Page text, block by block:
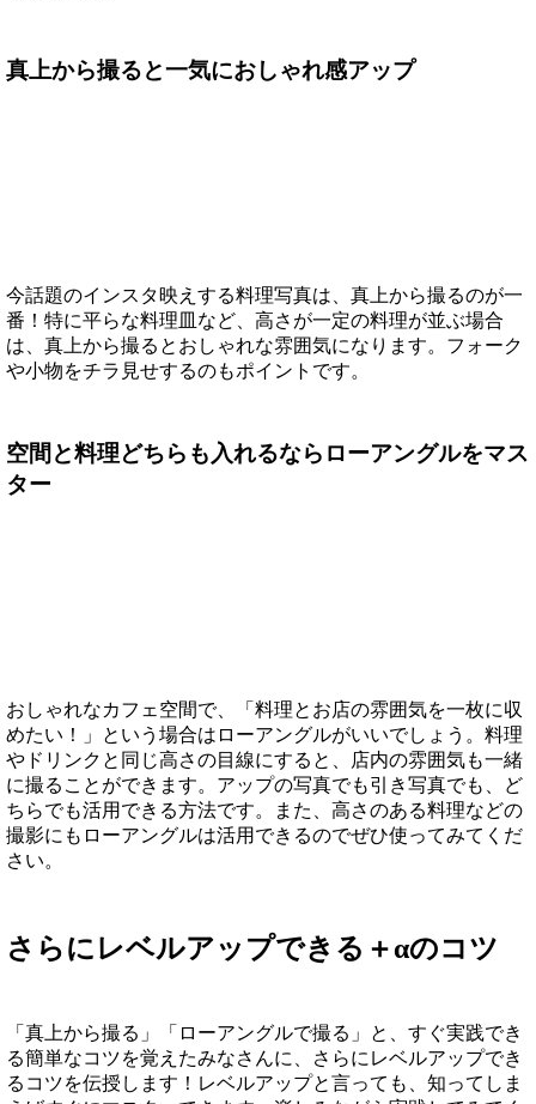
真上から撮ると一気におしゃれ感アップ
今話題のインスタ映えする料理写真は、真上から撮るのが一
番！特に平らな料理皿など、高さが一定の料理が並ぶ場合
は、真上から撮るとおしゃれな雰囲気になります。フォーク
や小物をチラ見せするのもポイントです。
空間と料理どちらも入れるならローアングルをマス
ター
おしゃれなカフェ空間で、「料理とお店の雰囲気を一枚に収
めたい！」という場合はローアングルがいいでしょう。料理
やドリンクと同じ高さの目線にすると、店内の雰囲気も一緒
に撮ることができます。アップの写真でも引き写真でも、ど
ちらでも活用できる方法です。また、高さのある料理などの
撮影にもローアングルは活用できるのでぜひ使ってみてくだ
さい。
さらにレベルアップできる＋αのコツ
「真上から撮る」「ローアングルで撮る」と、すぐ実践でき
る簡単なコツを覚えたみなさんに、さらにレベルアップでき
るコツを伝授します！レベルアップと言っても、知ってしま